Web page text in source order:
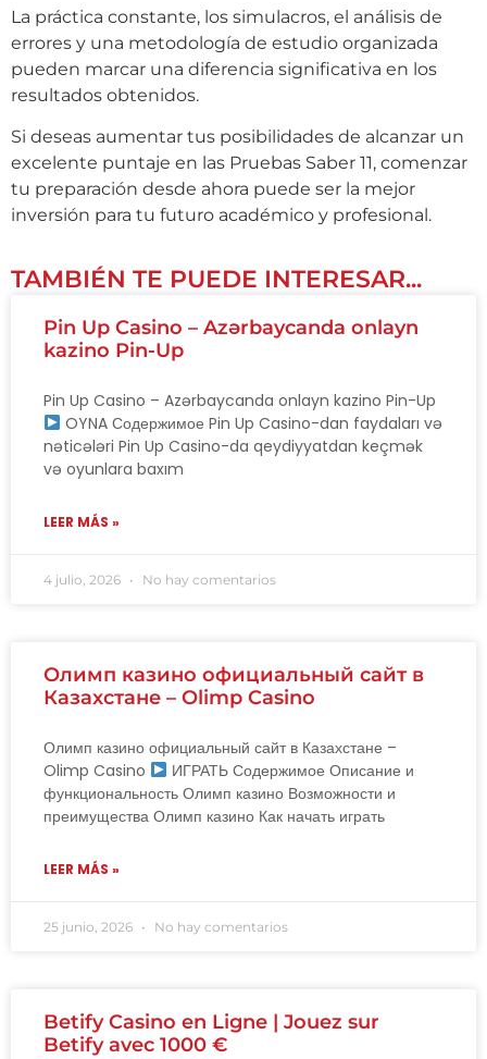
La práctica constante, los simulacros, el análisis de
errores y una metodología de estudio organizada
pueden marcar una diferencia significativa en los
resultados obtenidos.
Si deseas aumentar tus posibilidades de alcanzar un
excelente puntaje en las Pruebas Saber 11, comenzar
tu preparación desde ahora puede ser la mejor
inversión para tu futuro académico y profesional.
TAMBIÉN TE PUEDE INTERESAR...
Pin Up Casino – Azərbaycanda onlayn
kazino Pin-Up
Pin Up Casino – Azərbaycanda onlayn kazino Pin-Up
OYNA Содержимое Pin Up Casino-dan faydaları və
nəticələri Pin Up Casino-da qeydiyyatdan keçmək
və oyunlara baxım
LEER MÁS »
4 julio, 2026 No hay comentarios
Олимп казино официальный сайт в
Казахстане – Olimp Casino
Олимп казино официальный сайт в Казахстане –
Olimp Casino
ИГРАТЬ Содержимое Описание и
функциональность Олимп казино Возможности и
преимущества Олимп казино Как начать играть
LEER MÁS »
25 junio, 2026 No hay comentarios
Betify Casino en Ligne | Jouez sur
Betify avec 1000 €